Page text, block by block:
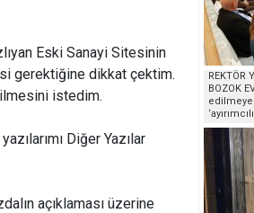
Eski Sanayi Sitesinin
gerektiğine dikkat çektim.
istedim.
Diğer Yazılar
açıklaması üzerine
REKTÖR
BOZOK